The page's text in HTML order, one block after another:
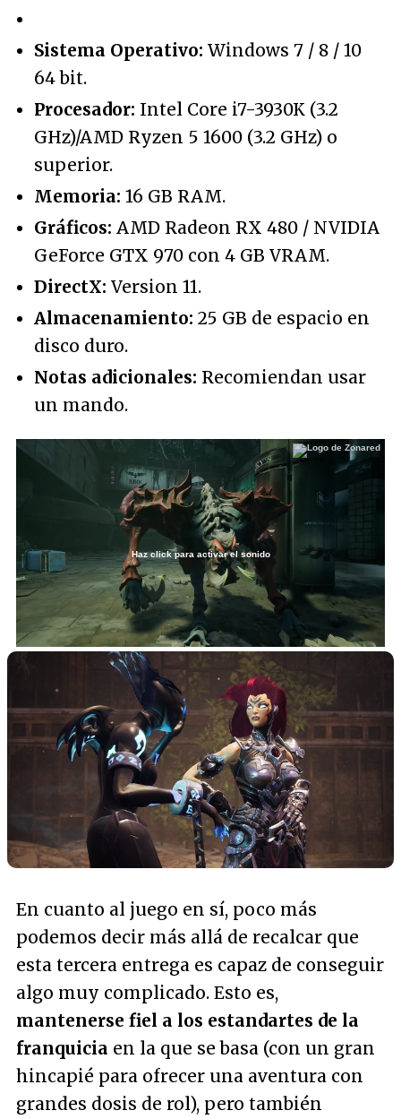
Sistema Operativo: Windows 7 / 8 / 10
64 bit.
Procesador: Intel Core i7-3930K (3.2
GHz)/AMD Ryzen 5 1600 (3.2 GHz) o
superior.
Memoria: 16 GB RAM.
Gráficos: AMD Radeon RX 480 / NVIDIA
GeForce GTX 970 con 4 GB VRAM.
DirectX: Version 11.
Almacenamiento: 25 GB de espacio en
disco duro.
Notas adicionales: Recomiendan usar
un mando.
Unmute
Loaded:
41.42%
Haz click para activar el sonido
En cuanto al juego en sí, poco más
podemos decir más allá de recalcar que
esta tercera entrega es capaz de conseguir
algo muy complicado. Esto es,
mantenerse fiel a los estandartes de la
franquicia en la que se basa (con un gran
hincapié para ofrecer una aventura con
grandes dosis de rol), pero también